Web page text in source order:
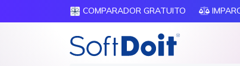
COMPARADOR GRATUITO